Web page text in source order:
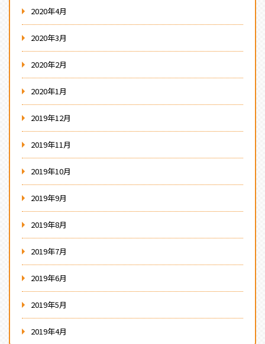
2020年4月
2020年3月
2020年2月
2020年1月
2019年12月
2019年11月
2019年10月
2019年9月
2019年8月
2019年7月
2019年6月
2019年5月
2019年4月